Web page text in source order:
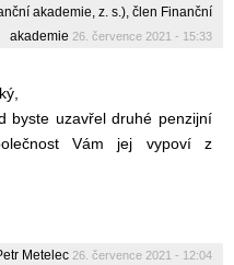
akademie, z. s.), člen Finanční
akademie 26. července 2021 - 15:33
byste uzavřel druhé penzijní
Vám jej vypoví z
Metelec 26. července 2021 - 12:04